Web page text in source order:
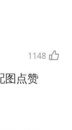
1148
图点赞